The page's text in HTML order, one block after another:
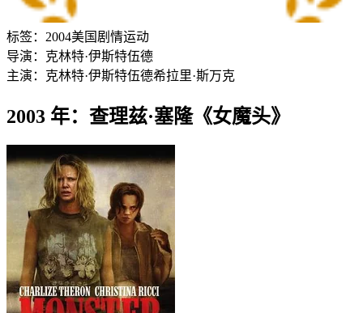
标签： 2004美国 剧情运动
导演： 克林特·伊斯特伍德
主演： 克林特·伊斯特伍德希拉里·斯万克
2003 年：查理兹·塞隆《女魔头》